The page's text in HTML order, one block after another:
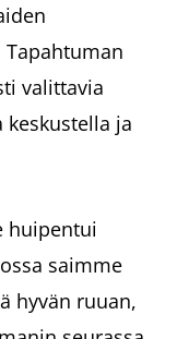
valittavia
ja
huipentui
saimme
hyvän ruuan,